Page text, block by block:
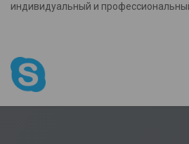
индивидуальный и